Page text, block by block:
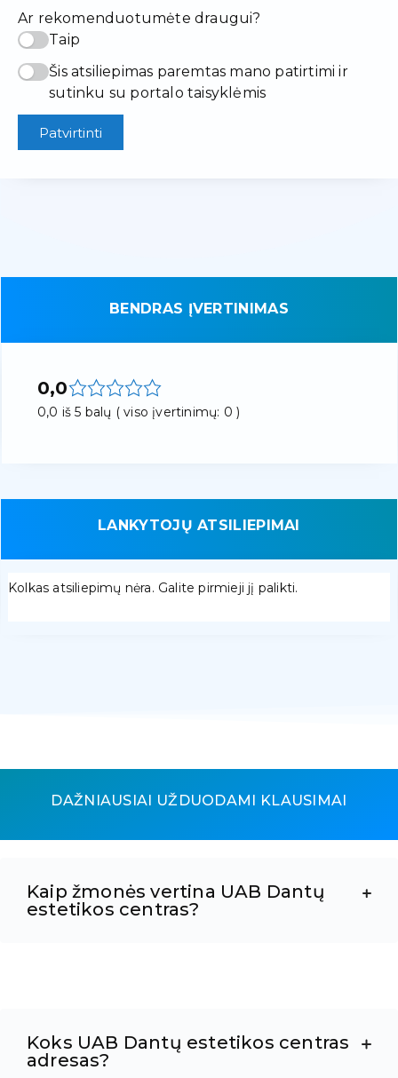
Ar rekomenduotumėte draugui?
Taip
Šis atsiliepimas paremtas mano patirtimi ir
sutinku su portalo taisyklėmis
Patvirtinti
BENDRAS ĮVERTINIMAS
0,0
0,0 iš 5 balų ( viso įvertinimų: 0 )
LANKYTOJŲ ATSILIEPIMAI
Kolkas atsiliepimų nėra. Galite pirmieji jį palikti.
DAŽNIAUSIAI UŽDUODAMI KLAUSIMAI
Kaip žmonės vertina UAB Dantų
estetikos centras?
Koks UAB Dantų estetikos centras
adresas?